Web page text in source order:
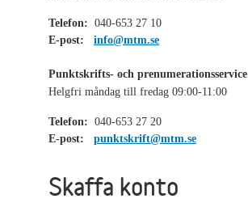
Telefon: 040-653 27 10
E-post:
info@mtm.se
Punktskrifts- och prenumerationsservice
Helgfri måndag till fredag 09:00-11:00
Telefon: 040-653 27 20
E-post:
punktskrift@mtm.se
Skaffa konto